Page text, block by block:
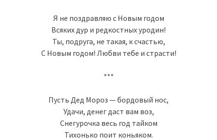
Я не поздравляю с Новым годом
Всяких дур и редкостных уродин!
Ты, подруга, не такая, к счастью,
С Новым годом! Любви тебе и страсти!
***
Пусть Дед Мороз — бордовый нос,
Удачи, денег даст вам воз,
Снегурочка весь год тайком
Тихонько поит коньяком.